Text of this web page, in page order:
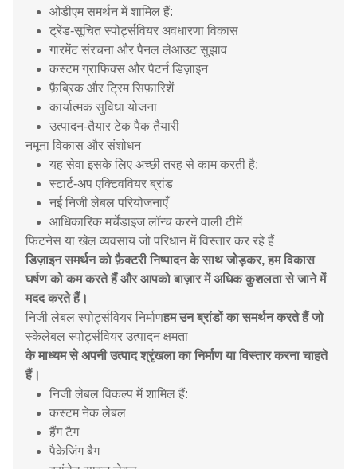
ओडीएम समर्थन में शामिल हैं:
ट्रेंड-सूचित स्पोर्ट्सवियर अवधारणा विकास
गारमेंट संरचना और पैनल लेआउट सुझाव
कस्टम ग्राफिक्स और पैटर्न डिज़ाइन
फ़ैब्रिक और ट्रिम सिफ़ारिशें
कार्यात्मक सुविधा योजना
उत्पादन-तैयार टेक पैक तैयारी
नमूना विकास और संशोधन
यह सेवा इसके लिए अच्छी तरह से काम करती है:
स्टार्ट-अप एक्टिववियर ब्रांड
नई निजी लेबल परियोजनाएँ
आधिकारिक मर्चेंडाइज लॉन्च करने वाली टीमें
फिटनेस या खेल व्यवसाय जो परिधान में विस्तार कर रहे हैं
डिज़ाइन समर्थन को फ़ैक्टरी निष्पादन के साथ जोड़कर, हम विकास
घर्षण को कम करते हैं और आपको बाज़ार में अधिक कुशलता से जाने में
मदद करते हैं।
निजी लेबल स्पोर्ट्सवियर निर्माणहम उन ब्रांडों का समर्थन करते हैं जो
स्केलेबल स्पोर्ट्सवियर उत्पादन क्षमता
के माध्यम से अपनी उत्पाद श्रृंखला का निर्माण या विस्तार करना चाहते
हैं।
निजी लेबल विकल्प में शामिल हैं:
कस्टम नेक लेबल
हैंग टैग
पैकेजिंग बैग